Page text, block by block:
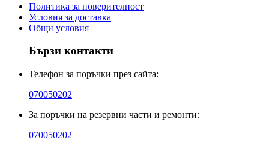
Политика за поверителност
Условия за доставка
Общи условия
Бързи контакти
Телефон за поръчки през сайта:
070050202
За поръчки на резервни части и ремонти:
070050202